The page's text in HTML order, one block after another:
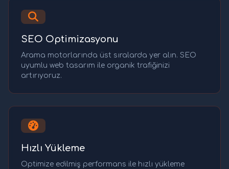
SEO Optimizasyonu
Arama motorlarında üst sıralarda yer alın. SEO
uyumlu web tasarım ile organik trafiğinizi
artırıyoruz.
Hızlı Yükleme
Optimize edilmiş performans ile hızlı yükleme